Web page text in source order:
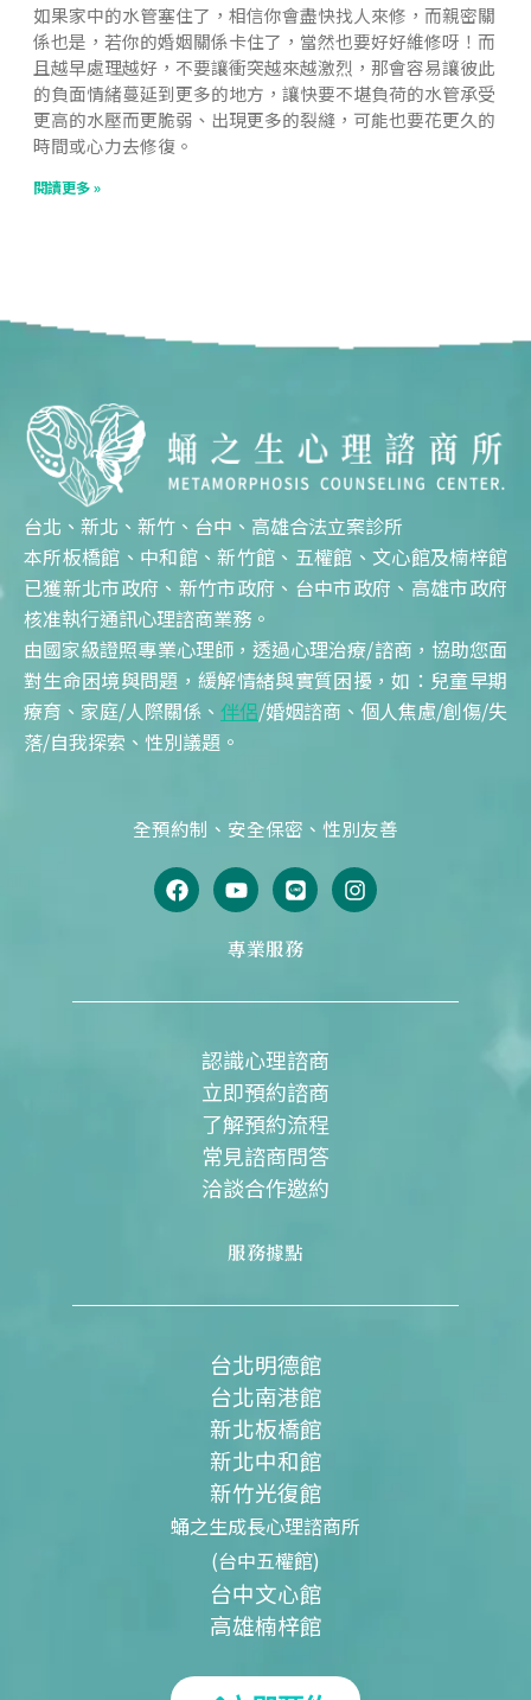
如果家中的水管塞住了，相信你會盡快找人來修，而親密關
係也是，若你的婚姻關係卡住了，當然也要好好維修呀！而
且越早處理越好，不要讓衝突越來越激烈，那會容易讓彼此
的負面情緒蔓延到更多的地方，讓快要不堪負荷的水管承受
更高的水壓而更脆弱、出現更多的裂縫，可能也要花更久的
時間或心力去修復。
閱讀更多 »
台北、新北、新竹、台中、高雄合法立案診所
本所板橋館、中和館、新竹館、五權館、文心館及楠梓館
已獲新北市政府、新竹市政府、台中市政府、高雄市政府
核准執行通訊心理諮商業務。
由國家級證照專業心理師，透過心理治療/諮商，協助您面
對生命困境與問題，緩解情緒與實質困擾，如：兒童早期
療育、家庭/人際關係、 伴侶/婚姻諮商、個人焦慮/創傷/失
落/自我探索、性別議題。
全預約制、安全保密、性別友善
F
a
c
o
Y
o
u
t
u
e
L
i
n
e
I
n
s
r
專業服務
認識心理諮商
立即預約諮商
了解預約流程
常見諮商問答
洽談合作邀約
服務據點
台北明德館
台北南港館
新北板橋館
新北中和館
新竹光復館
蛹之生成長心理諮商所
(台中五權館)
台中文心館
高雄楠梓館